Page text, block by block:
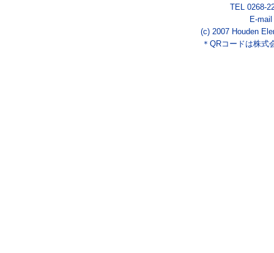
TEL 0268-
E-mail
(c) 2007 Houden
＊QRコードは株式